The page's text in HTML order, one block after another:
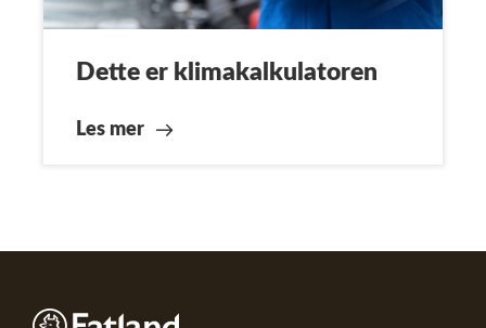
Dette er klimakalkulatoren
Les mer